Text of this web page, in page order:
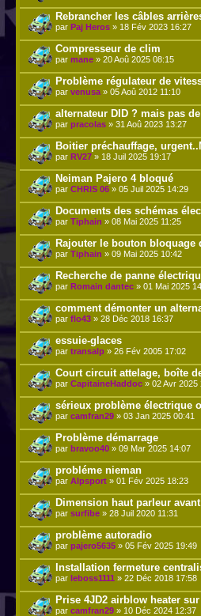
Rebrancher les câbles
par Paj Heros » 18 Fév 2023 16:27
Compresseur de clim
par mane » 20 Aoû 2025 08:15
Problème régulateur de
par venusa » 05 Aoû 2012 11:10
alternateur DID ? mais pas
par pracolas » 31 Aoû 2023 13:27
Boitier préchauffage,
par RV27 » 18 Juil 2025 19:17
Neiman Pajero 4 bloqué
par CHRIS 06 » 05 Juil 2025 14:29
Documents des schémas
par Tiphain » 08 Mai 2025 11:25
Rajouter le bouton bloquage
par Tiphain » 09 Mai 2025 10:42
Recherche de panne
par Romain dantec » 01 Mai 2025
comment démonter un
par flo43 » 28 Déc 2018 16:37
essuie-glaces
par transalp » 26 Fév 2005 17:02
Court circuit attelage, boîte
par CapitaineHaddoc » 02 Avr 2025
sérieux problème électrique
par camfran29 » 03 Jan 2025 00:41
Problème démarrage
par bravoo40 » 09 Mar 2025 14:07
probléme nieman
par Alpsport » 01 Fév 2025 18:23
Dimension haut parleur
par surfibe » 28 Juil 2020 11:31
problème autoradio
par pajero5635 » 05 Fév 2025 19:49
Installation fermeture
par leboss1111 » 22 Déc 2018 17:58
Prise 4JD2 airblow heater
par camfran29 » 10 Déc 2024 12:37